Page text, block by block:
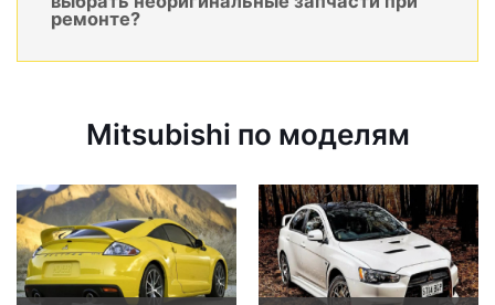
ремонте?
Mitsubishi по моделям